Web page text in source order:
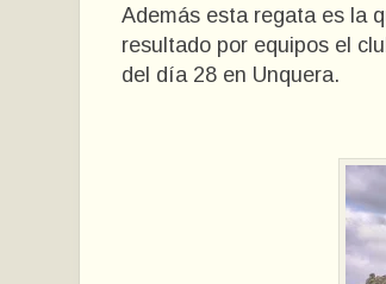
Además esta regata es la
resultado por equipos el
del día 28 en Unquera.